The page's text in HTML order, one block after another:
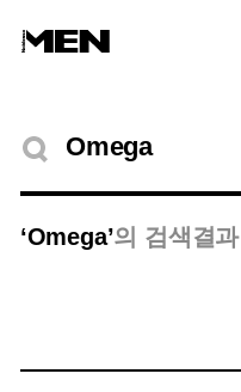
검색결과
‘Omega’의 검색결과